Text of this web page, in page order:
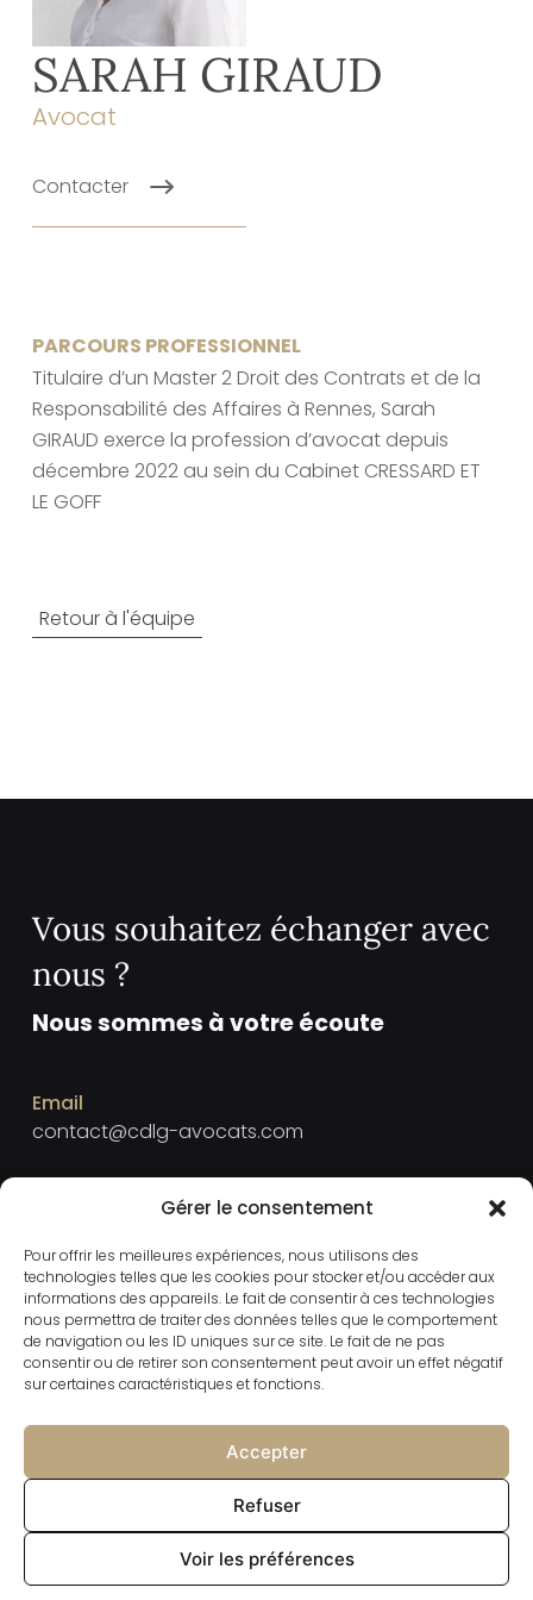
Gérer le consentement
Pour offrir les meilleures expériences, nous utilisons des
technologies telles que les cookies pour stocker et/ou accéder aux
informations des appareils. Le fait de consentir à ces technologies
nous permettra de traiter des données telles que le comportement
de navigation ou les ID uniques sur ce site. Le fait de ne pas
consentir ou de retirer son consentement peut avoir un effet négatif
sur certaines caractéristiques et fonctions.
Accepter
Refuser
Voir les préférences
SARAH GIRAUD
Avocat
Contacter
PARCOURS PROFESSIONNEL
Titulaire d’un Master 2 Droit des Contrats et de la
Responsabilité des Affaires à Rennes, Sarah
GIRAUD exerce la profession d’avocat depuis
décembre 2022 au sein du Cabinet CRESSARD ET
LE GOFF
Retour à l'équipe
Vous souhaitez échanger avec
nous ?
Nous sommes à votre écoute
Email
contact@cdlg-avocats.com
Adresse
4 cours Raphaël Binet 35000 RENNES